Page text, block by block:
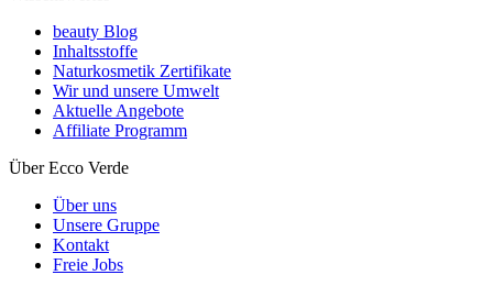
beauty Blog
Inhaltsstoffe
Naturkosmetik Zertifikate
Wir und unsere Umwelt
Aktuelle Angebote
Affiliate Programm
Über Ecco Verde
Über uns
Unsere Gruppe
Kontakt
Freie Jobs